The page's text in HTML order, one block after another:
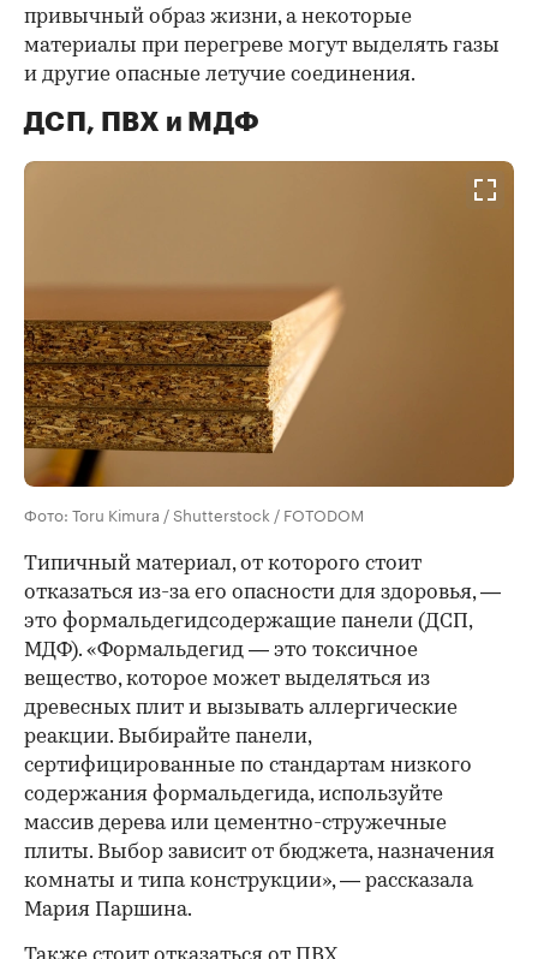
привычный образ жизни, а некоторые
материалы при перегреве могут выделять газы
и другие опасные летучие соединения.
ДСП, ПВХ и МДФ
Фото: Toru Kimura / Shutterstock / FOTODOM
Типичный материал, от которого стоит
отказаться из-за его опасности для здоровья, —
это формальдегидсодержащие панели (ДСП,
МДФ). «Формальдегид — это токсичное
вещество, которое может выделяться из
древесных плит и вызывать аллергические
реакции. Выбирайте панели,
сертифицированные по стандартам низкого
содержания формальдегида, используйте
массив дерева или цементно-стружечные
плиты. Выбор зависит от бюджета, назначения
комнаты и типа конструкции», — рассказала
Мария Паршина.